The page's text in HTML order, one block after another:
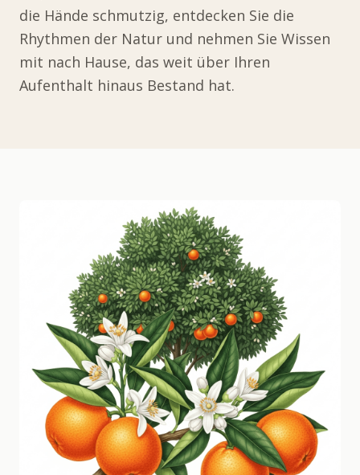
die Hände schmutzig, entdecken Sie die
Rhythmen der Natur und nehmen Sie Wissen
mit nach Hause, das weit über Ihren
Aufenthalt hinaus Bestand hat.